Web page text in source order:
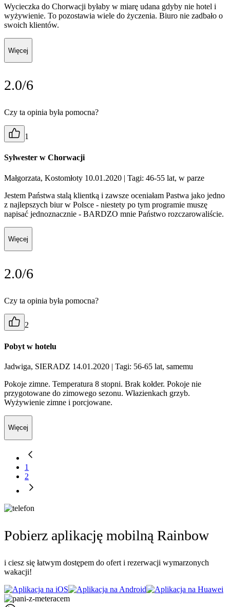
Wycieczka do Chorwacji byłaby w miarę udana gdyby nie hotel i
wyżywienie. To pozostawia wiele do życzenia. Biuro nie zadbało o
swoich klientów.
Więcej
2.0/6
Czy ta opinia była pomocna?
1
Sylwester w Chorwacji
Małgorzata, Kostomłoty 10.01.2020 | Tagi: 46-55 lat, w parze
Jestem Państwa stalą klientką i zawsze oceniałam Pastwa jako jedno
z najlepszych biur w Polsce - niestety po tym programie muszę
napisać jednoznacznie - BARDZO mnie Państwo rozczarowaliście.
Więcej
2.0/6
Czy ta opinia była pomocna?
2
Pobyt w hotelu
Jadwiga, SIERADZ 14.01.2020 | Tagi: 56-65 lat, samemu
Pokoje zimne. Temperatura 8 stopni. Brak kołder. Pokoje nie
przygotowane do zimowego sezonu. Włazienkach grzyb.
Wyżywienie zimne i porcjowane.
Więcej
1
2
Pobierz aplikację mobilną Rainbow
i ciesz się łatwym dostępem do ofert i rezerwacji wymarzonych
wakacji!